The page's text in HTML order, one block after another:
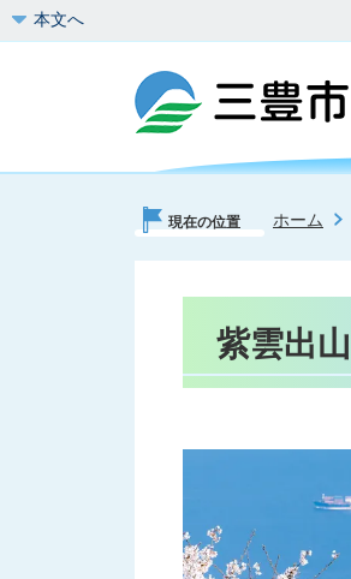
本文へ
現在の位置 ホーム
紫雲出山